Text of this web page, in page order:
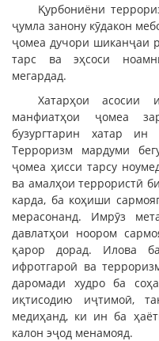
Қурбониёни
ҷумла занону кӯдакон
ҷомеа дучори шиканҷаи
тарс ва эҳсоси
мегардад.
Хатарҳои асосии
манфиатҳои ҷомеа
бузургтарин хатар
Терроризм мардуми
ҷомеа ҳисси тарсу
ва амалҳои террористӣ
карда, ба коҳиши
мерасонанд. Имрӯз
давлатҳои ноором
қарор дорад. Илова
ифротгароӣ ва
даромади худро ба
иқтисодию иҷтимоӣ,
медиҳанд, ки ин ба
калон эҷод менамояд.